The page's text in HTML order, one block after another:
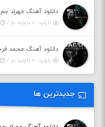
دانلود آهنگ مهراد
بازدید : ۰ بازدید بار /
دانلود آهنگ محمد
بازدید : ۰ بازدید بار /
جدیدترین ها